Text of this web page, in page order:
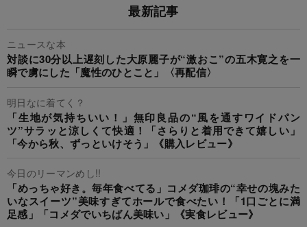
最新記事
ニュースな本
対談に30分以上遅刻した大原麗子が“激おこ”の五木寛之を一
瞬で虜にした「魔性のひとこと」〈再配信〉
明日なに着てく？
「生地が気持ちいい！」無印良品の“風を通すワイドパン
ツ”サラッと涼しくて快適！「さらりと着用できて嬉しい」
「今から秋、ずっといけそう」《購入レビュー》
今日のリーマンめし!!
「めっちゃ好き。毎年食べてる」コメダ珈琲の“幸せの塊みた
いなスイーツ”美味すぎてホールで食べたい！「1口ごとに満
足感」「コメダでいちばん美味い」《実食レビュー》